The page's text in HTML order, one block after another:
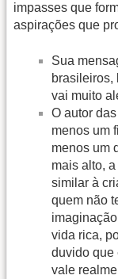
impasses que
aspirações que
Sua
brasileiros,
vai muito
O autor
menos um
menos um
mais alto,
similar à
quem não
vida rica,
duvido que
vale